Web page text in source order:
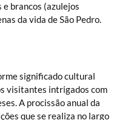
brancos (azulejos
da vida de São Pedro.
significado cultural
visitantes intrigados com
A procissão anual da
que se realiza no largo